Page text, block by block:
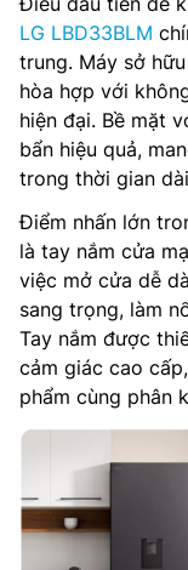
LG LBD33BLM
trung. Máy sở
hòa hợp với
hiện đại. Bề mặt
bẩn hiệu quả,
trong thời gian
Điểm nhấn lớn
là tay nắm cửa
việc mở cửa dễ
sang trọng, làm
Tay nắm được
cảm giác cao
phẩm cùng phân